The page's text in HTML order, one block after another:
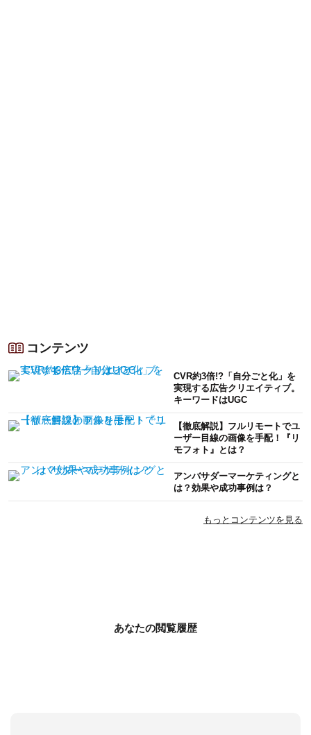
コンテンツ
CVR約3倍!?「自分ごと化」を
実現する広告クリエイティブ。
キーワードはUGC
【徹底解説】フルリモートでユ
ーザー目線の画像を手配！『リ
モフォト』とは？
アンバサダーマーケティングと
は？効果や成功事例は？
もっとコンテンツを見る
あなたの閲覧履歴